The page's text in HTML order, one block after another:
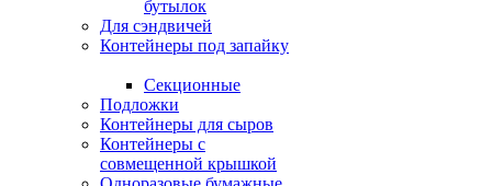
бутылок
Для сэндвичей
Контейнеры под запайку
Секционные
Подложки
Контейнеры для сыров
Контейнеры с
совмещенной крышкой